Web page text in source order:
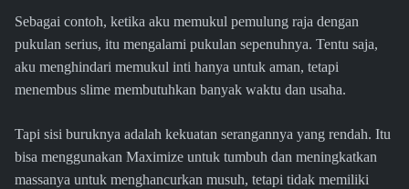
Sebagai contoh, ketika aku memukul pemulung raja dengan
pukulan serius, itu mengalami pukulan sepenuhnya. Tentu saja,
aku menghindari memukul inti hanya untuk aman, tetapi
menembus slime membutuhkan banyak waktu dan usaha.
Tapi sisi buruknya adalah kekuatan serangannya yang rendah. Itu
bisa menggunakan Maximize untuk tumbuh dan meningkatkan
massanya untuk menghancurkan musuh, tetapi tidak memiliki